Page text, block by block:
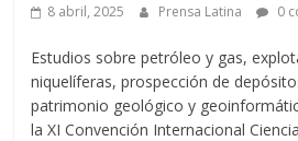
8 abril, 2025 Prensa Latina 0
Estudios sobre petróleo y gas,
niquelíferas, prospección de
patrimonio geológico y
la XI Convención Internacional